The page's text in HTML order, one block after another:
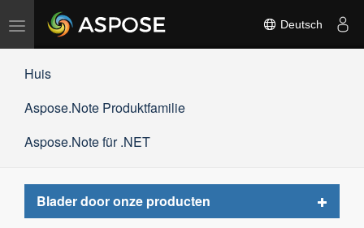
Navigation
umschalten
Deutsch
Huis
Aspose.Note Produktfamilie
Aspose.Note für .NET
Blader door onze producten
Toggle